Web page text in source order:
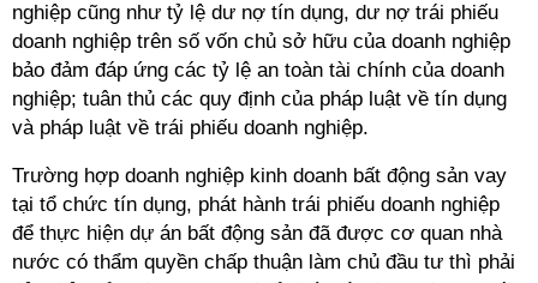
nghiệp cũng như tỷ lệ dư nợ tín dụng, dư nợ trái phiếu
doanh nghiệp trên số vốn chủ sở hữu của doanh nghiệp
bảo đảm đáp ứng các tỷ lệ an toàn tài chính của doanh
nghiệp; tuân thủ các quy định của pháp luật về tín dụng
và pháp luật về trái phiếu doanh nghiệp.
Trường hợp doanh nghiệp kinh doanh bất động sản vay
tại tổ chức tín dụng, phát hành trái phiếu doanh nghiệp
để thực hiện dự án bất động sản đã được cơ quan nhà
nước có thẩm quyền chấp thuận làm chủ đầu tư thì phải